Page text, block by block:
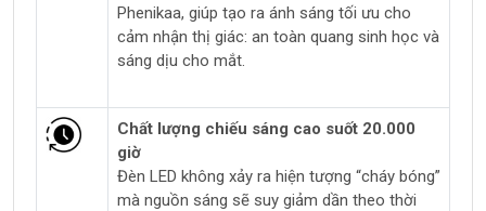
Phenikaa, giúp tạo ra ánh sáng tối ưu cho
cảm nhận thị giác: an toàn quang sinh học và
sáng dịu cho mắt.
Chất lượng chiếu sáng cao suốt 20.000
giờ
Đèn LED không xảy ra hiện tượng “cháy bóng”
mà nguồn sáng sẽ suy giảm dần theo thời